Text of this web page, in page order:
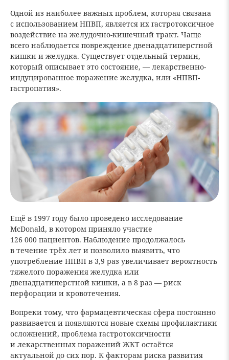
Одной из наиболее важных проблем, которая связана
с использованием НПВП, является их гастротоксичное
воздействие на желудочно-кишечный тракт. Чаще
всего наблюдается повреждение двенадцатиперстной
кишки и желудка. Существует отдельный термин,
который описывает это состояние, — лекарственно-
индуцированное поражение желудка, или «НПВП-
гастропатия».
Ещё в 1997 году было проведено исследование
McDonald, в котором приняло участие
126 000 пациентов. Наблюдение продолжалось
в течение трёх лет и позволило выявить, что
употребление НПВП в 3,9 раз увеличивает вероятность
тяжелого поражения желудка или
двенадцатиперстной кишки, а в 8 раз — риск
перфорации и кровотечения.
Вопреки тому, что фармацевтическая сфера постоянно
развивается и появляются новые схемы профилактики
осложнений, проблема гастротоксичности
и лекарственных поражений ЖКТ остаётся
актуальной до сих пор. К факторам риска развития